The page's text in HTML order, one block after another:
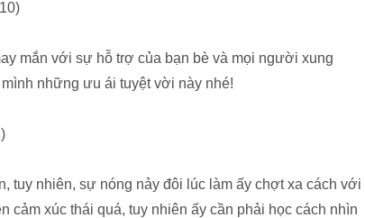
mắn với sự hỗ trợ của bạn bè và mọi người xung
những ưu ái tuyệt vời này nhé!
tuy nhiên, sự nóng nảy đôi lúc làm ấy chợt xa cách với
cảm xúc thái quá, tuy nhiên ấy cần phải học cách nhìn